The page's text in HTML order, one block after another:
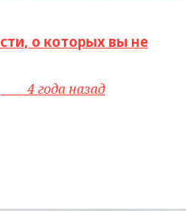
о которых вы не
4 года назад